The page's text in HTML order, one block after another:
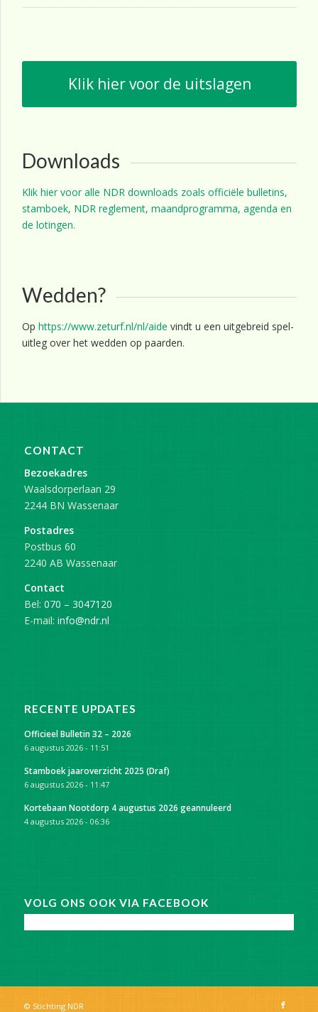
Klik hier voor de uitslagen
Downloads
Klik hier voor alle NDR downloads zoals officiële bulletins,
stamboek, NDR reglement, maandprogramma, agenda en
de lotingen.
Wedden?
Op https://www.zeturf.nl/nl/aide vindt u een uitgebreid spel-
uitleg over het wedden op paarden.
CONTACT
Bezoekadres
Waalsdorperlaan 29
2244 BN Wassenaar
Postadres
Postbus 60
2240 AB Wassenaar
Contact
Bel: 070 – 3047120
E-mail: info@ndr.nl
RECENTE UPDATES
Officieel Bulletin 32 – 2026
6 augustus 2026 - 11:51
Stamboek jaaroverzicht 2025 (Draf)
6 augustus 2026 - 11:47
Kortebaan Nootdorp 4 augustus 2026 geannuleerd
4 augustus 2026 - 06:36
VOLG ONS OOK VIA FACEBOOK
© Stichting NDR